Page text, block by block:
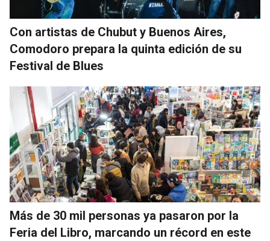
Con artistas de Chubut y Buenos Aires,
Comodoro prepara la quinta edición de su
Festival de Blues
Más de 30 mil personas ya pasaron por la
Feria del Libro, marcando un récord en este